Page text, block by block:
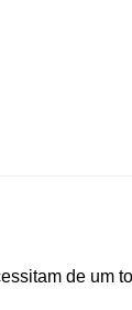
de um